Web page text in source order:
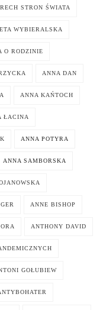
STRON ŚWIATA
WYBIERALSKA
O RODZINIE
ANNA DAN
ANNA KAŃTOCH
ŁACINA
ANNA POTYRA
ANNA SAMBORSKA
ANNE BISHOP
ANTHONY DAVID
GOŁUBIEW